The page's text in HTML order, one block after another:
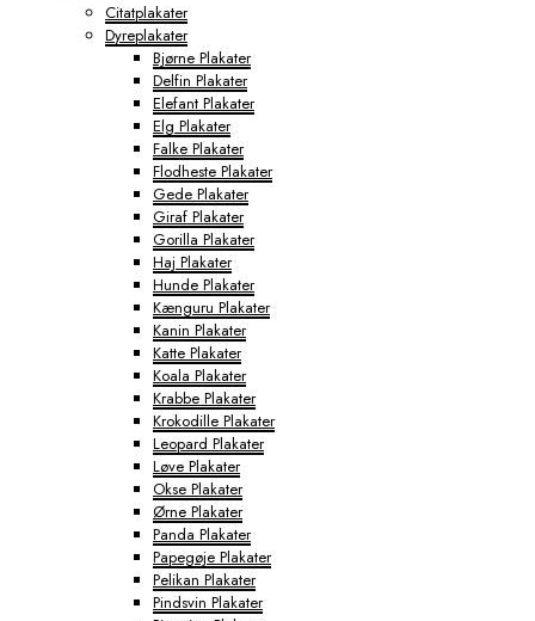
Citatplakater
Dyreplakater
Bjørne Plakater
Delfin Plakater
Elefant Plakater
Elg Plakater
Falke Plakater
Flodheste Plakater
Gede Plakater
Giraf Plakater
Gorilla Plakater
Haj Plakater
Hunde Plakater
Kænguru Plakater
Kanin Plakater
Katte Plakater
Koala Plakater
Krabbe Plakater
Krokodille Plakater
Leopard Plakater
Løve Plakater
Okse Plakater
Ørne Plakater
Panda Plakater
Papegøje Plakater
Pelikan Plakater
Pindsvin Plakater